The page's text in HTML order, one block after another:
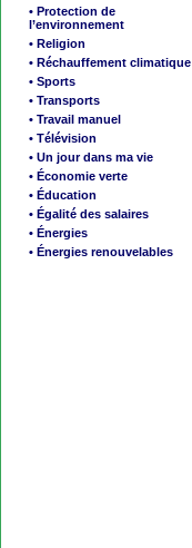
• Protection de
l’environnement
• Religion
• Réchauffement climatique
• Sports
• Transports
• Travail manuel
• Télévision
• Un jour dans ma vie
• Économie verte
• Éducation
• Égalité des salaires
• Énergies
• Énergies renouvelables